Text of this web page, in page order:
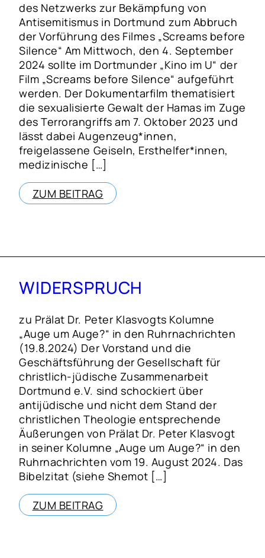
des Netzwerks zur Bekämpfung von
Antisemitismus in Dortmund zum Abbruch
der Vorführung des Filmes „Screams before
Silence“ Am Mittwoch, den 4. September
2024 sollte im Dortmunder „Kino im U“ der
Film „Screams before Silence“ aufgeführt
werden. Der Dokumentarfilm thematisiert
die sexualisierte Gewalt der Hamas im Zuge
des Terrorangriffs am 7. Oktober 2023 und
lässt dabei Augenzeug*innen,
freigelassene Geiseln, Ersthelfer*innen,
medizinische […]
ZUM BEITRAG
WIDERSPRUCH
zu Prälat Dr. Peter Klasvogts Kolumne
„Auge um Auge?“ in den Ruhrnachrichten
(19.8.2024) Der Vorstand und die
Geschäftsführung der Gesellschaft für
christlich-jüdische Zusammenarbeit
Dortmund e.V. sind schockiert über
antijüdische und nicht dem Stand der
christlichen Theologie entsprechende
Äußerungen von Prälat Dr. Peter Klasvogt
in seiner Kolumne „Auge um Auge?“ in den
Ruhrnachrichten vom 19. August 2024. Das
Bibelzitat (siehe Shemot […]
ZUM BEITRAG